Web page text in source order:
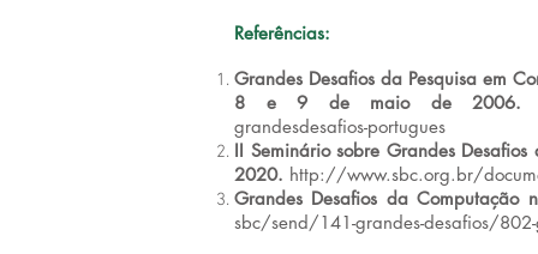
Referências:
Grandes Desafios da Pesquisa em
8 e 9 de maio de
grandesdesafios-portugues
II Seminário sobre Grandes
2020. http://www.sbc.org.br/
Grandes Desafios da
sbc/send/141-grandes-desafios/